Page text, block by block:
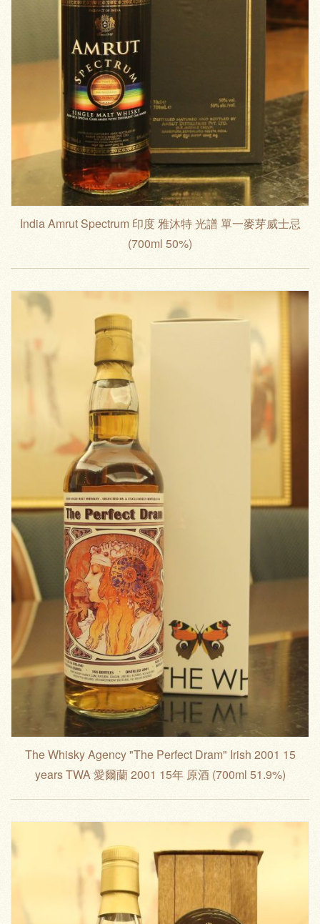
India Amrut Spectrum 印度 雅沐特 光譜 單一麥芽威士忌
(700ml 50%)
The Whisky Agency "The Perfect Dram" Irish 2001 15
years TWA 愛爾蘭 2001 15年 原酒 (700ml 51.9%)